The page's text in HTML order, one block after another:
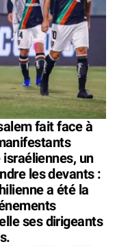
fait face à
israéliennes, un
les devants :
a été la
ses dirigeants